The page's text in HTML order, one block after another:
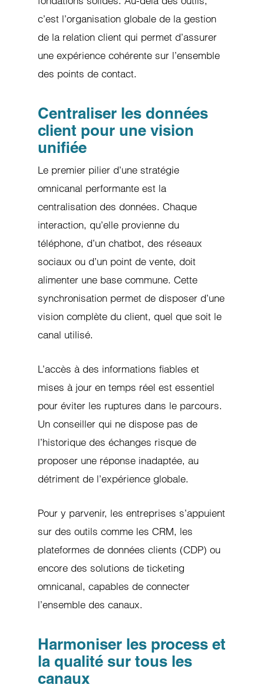
c’est l’organisation globale de la gestion
de la relation client qui permet d’assurer
une expérience cohérente sur l’ensemble
des points de contact.
Centraliser les données
client pour une vision
unifiée
Le premier pilier d’une stratégie
omnicanal performante est la
centralisation des données. Chaque
interaction, qu’elle provienne du
téléphone, d’un chatbot, des réseaux
sociaux ou d’un point de vente, doit
alimenter une base commune. Cette
synchronisation permet de disposer d’une
vision complète du client, quel que soit le
canal utilisé.
L’accès à des informations fiables et
mises à jour en temps réel est essentiel
pour éviter les ruptures dans le parcours.
Un conseiller qui ne dispose pas de
l’historique des échanges risque de
proposer une réponse inadaptée, au
détriment de l’expérience globale.
Pour y parvenir, les entreprises s’appuient
sur des outils comme les CRM, les
plateformes de données clients (CDP) ou
encore des solutions de ticketing
omnicanal, capables de connecter
l’ensemble des canaux.
Harmoniser les process et
la qualité sur tous les
canaux